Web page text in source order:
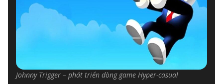
Johnny Trigger – phát triển dòng game Hyper-casual